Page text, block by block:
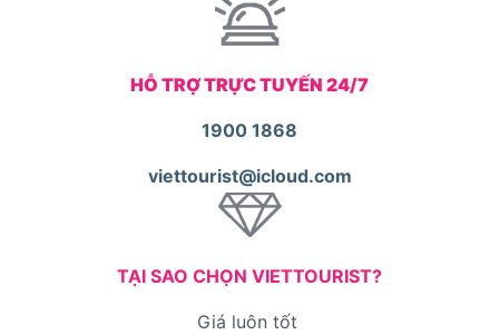
HỖ TRỢ TRỰC TUYẾN 24/7
1900 1868
viettourist@icloud.com
TẠI SAO CHỌN VIETTOURIST?
Giá luôn tốt